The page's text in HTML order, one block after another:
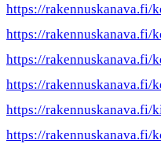
https://rakennuskanava.fi/
https://rakennuskanava.fi/
https://rakennuskanava.fi/
https://rakennuskanava.fi/
https://rakennuskanava.fi/
https://rakennuskanava.fi/